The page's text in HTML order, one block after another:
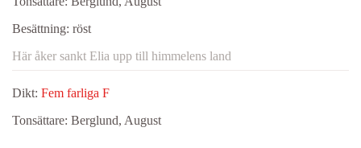
Besättning: röst
Här åker sankt Elia upp till himmelens land
Dikt: Fem farliga F
Tonsättare: Berglund, August